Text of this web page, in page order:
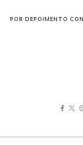
POR DEPOIMENTO